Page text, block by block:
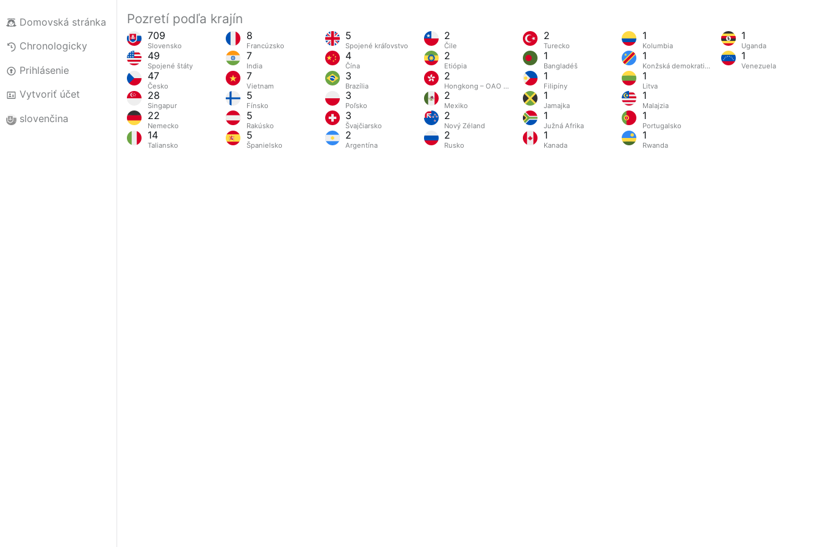
Domovská stránka
Chronologicky
Prihlásenie
Vytvoriť účet
slovenčina
Pozretí podľa krajín
709
Slovensko
49
Spojené štáty
47
Česko
28
Singapur
22
Nemecko
14
Taliansko
8
Francúzsko
7
India
7
Vietnam
5
Fínsko
5
Rakúsko
5
Španielsko
5
Spojené kráľovstvo
4
Čína
3
Brazília
3
Poľsko
3
Švajčiarsko
2
Argentína
2
Čile
2
Etiópia
2
Hongkong – OAO Číny
2
Mexiko
2
Nový Zéland
2
Rusko
2
Turecko
1
Bangladéš
1
Filipíny
1
Jamajka
1
Južná Afrika
1
Kanada
1
Kolumbia
1
Konžská demokratická republika
1
Litva
1
Malajzia
1
Portugalsko
1
Rwanda
1
Uganda
1
Venezuela